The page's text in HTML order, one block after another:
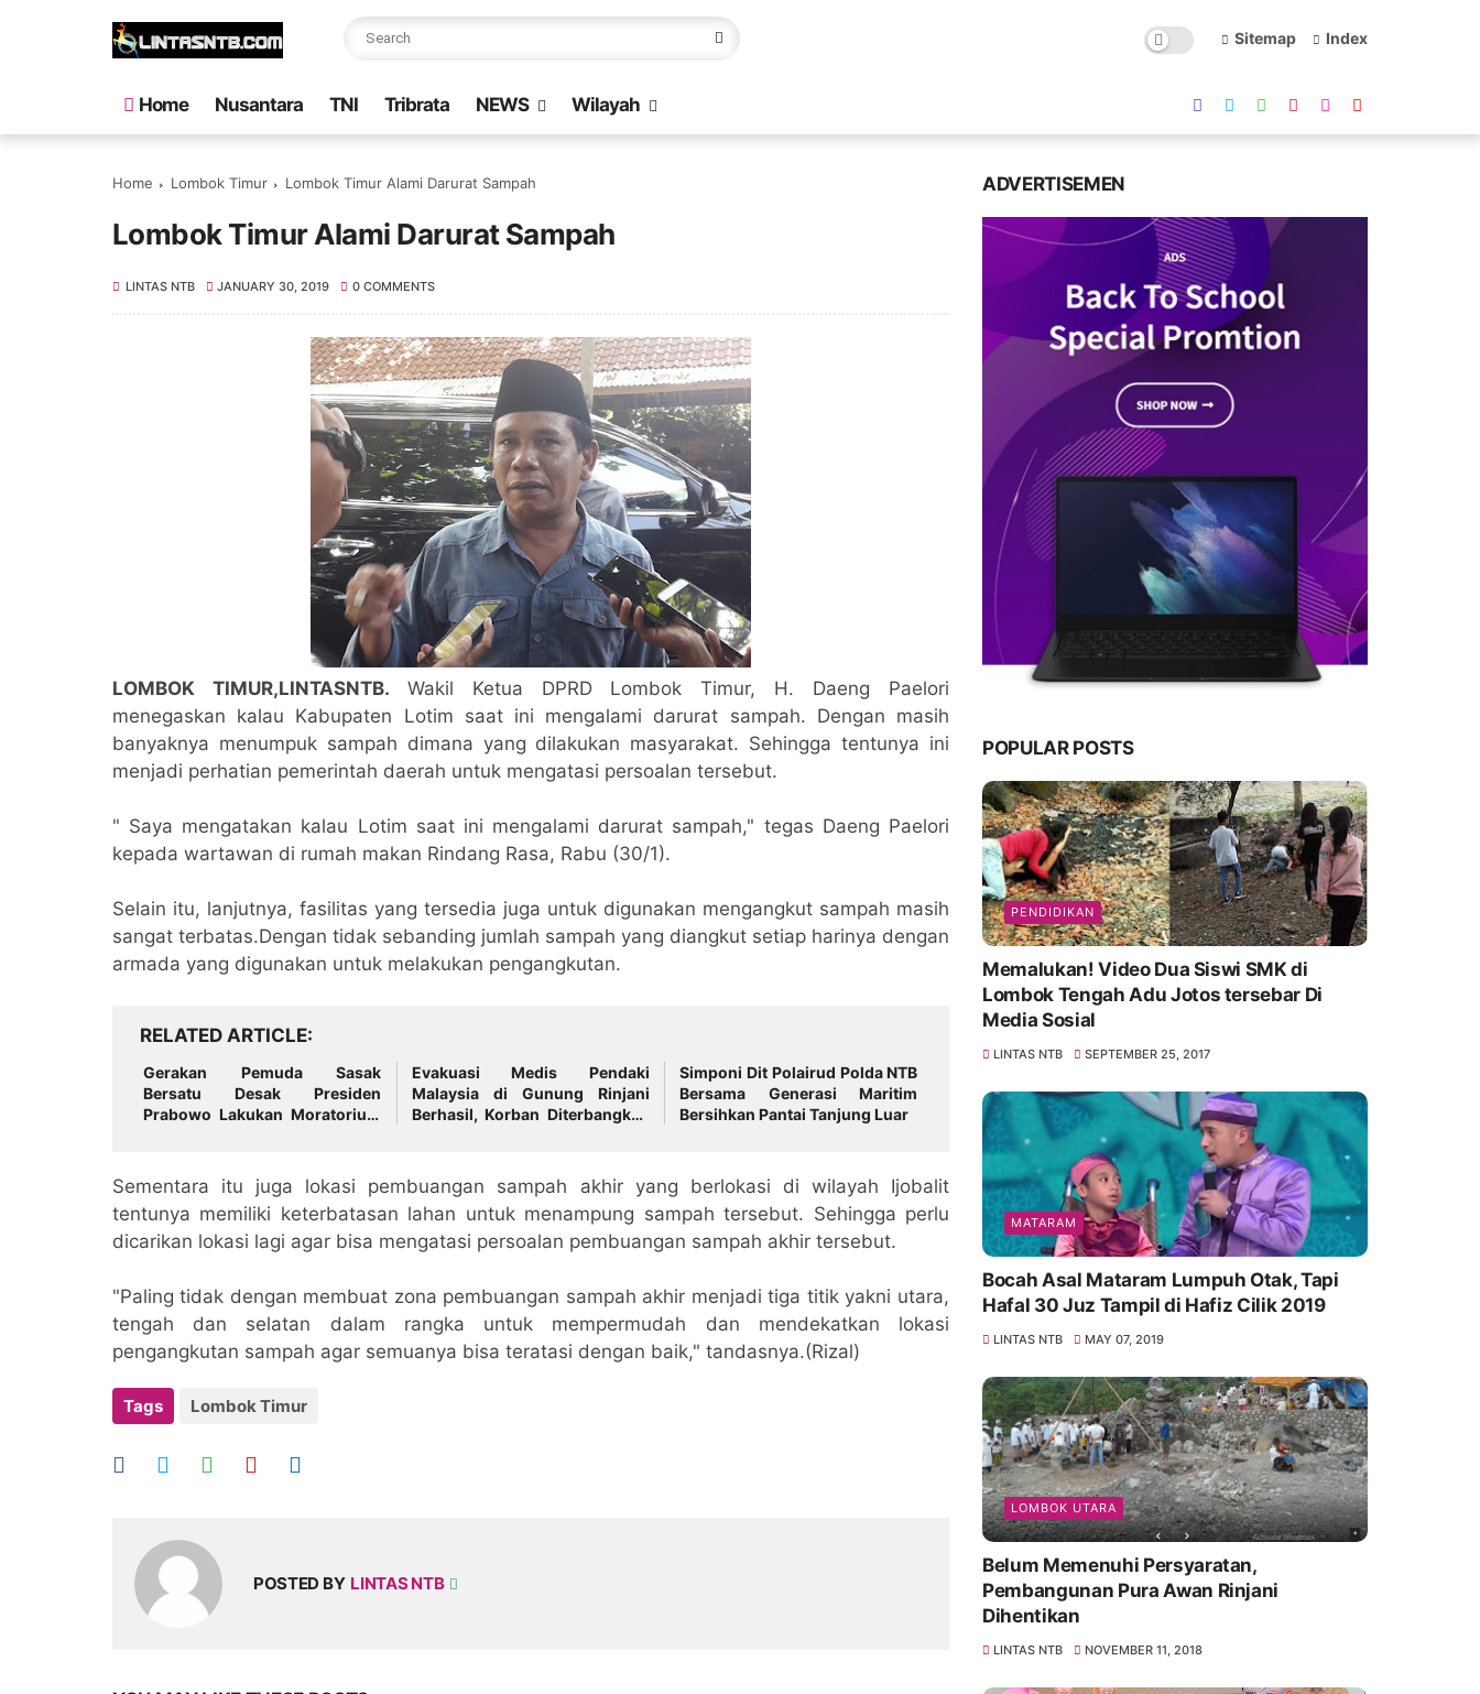
Sitemap Index
Home Nusantara TNI Tribrata NEWS Wilayah
Home Lombok Timur Lombok Timur Alami Darurat Sampah
Lombok Timur Alami Darurat Sampah
LINTAS NTB JANUARY 30, 2019 0 COMMENTS
LOMBOK TIMUR,LINTASNTB. Wakil Ketua DPRD Lombok Timur, H. Daeng Paelori
menegaskan kalau Kabupaten Lotim saat ini mengalami darurat sampah. Dengan masih
banyaknya menumpuk sampah dimana yang dilakukan masyarakat. Sehingga tentunya ini
menjadi perhatian pemerintah daerah untuk mengatasi persoalan tersebut.
" Saya mengatakan kalau Lotim saat ini mengalami darurat sampah," tegas Daeng Paelori
kepada wartawan di rumah makan Rindang Rasa, Rabu (30/1).
Selain itu, lanjutnya, fasilitas yang tersedia juga untuk digunakan mengangkut sampah masih
sangat terbatas.Dengan tidak sebanding jumlah sampah yang diangkut setiap harinya dengan
armada yang digunakan untuk melakukan pengangkutan.
RELATED ARTICLE
Gerakan Pemuda Sasak
Bersatu Desak Presiden
Prabowo Lakukan Moratorium
Evakuasi Medis Pendaki
Malaysia di Gunung Rinjani
Berhasil, Korban Diterbangkan
Simponi Dit Polairud Polda NTB
Bersama Generasi Maritim
Bersihkan Pantai Tanjung Luar
Sementara itu juga lokasi pembuangan sampah akhir yang berlokasi di wilayah Ijobalit
tentunya memiliki keterbatasan lahan untuk menampung sampah tersebut. Sehingga perlu
dicarikan lokasi lagi agar bisa mengatasi persoalan pembuangan sampah akhir tersebut.
"Paling tidak dengan membuat zona pembuangan sampah akhir menjadi tiga titik yakni utara,
tengah dan selatan dalam rangka untuk mempermudah dan mendekatkan lokasi
pengangkutan sampah agar semuanya bisa teratasi dengan baik," tandasnya.(Rizal)
Tags Lombok Timur
POSTED BY LINTAS NTB
ADVERTISEMEN
POPULAR POSTS
PENDIDIKAN
Memalukan! Video Dua Siswi SMK di
Lombok Tengah Adu Jotos tersebar Di
Media Sosial
LINTAS NTB SEPTEMBER 25, 2017
MATARAM
Bocah Asal Mataram Lumpuh Otak, Tapi
Hafal 30 Juz Tampil di Hafiz Cilik 2019
LINTAS NTB MAY 07, 2019
LOMBOK UTARA
Belum Memenuhi Persyaratan,
Pembangunan Pura Awan Rinjani
Dihentikan
LINTAS NTB NOVEMBER 11, 2018